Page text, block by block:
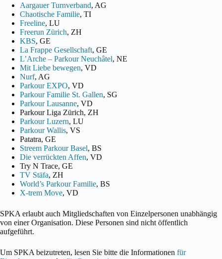
Aargauer Turnverband, AG
Chaotische Familie, TI
Freeline, LU
Freerun Zürich, ZH
KBS, GE
La Frappe Gesellschaft, GE
L’Arche – Parkour Neuchâtel, NE
Mit Liebe bewegen, VD
Nurf, AG
Parkour EXPO, VD
Parkour Familie St. Gallen, SG
Parkour Lausanne, VD
Parkour Liga Zürich, ZH
Parkour Luzern, LU
Parkour Wallis, VS
Patatra, GE
Streem Parkour Basel, BS
Die verrückten Affen, VD
Try N Trace, GE
TV Stäfa, ZH
World’s Parkour Familie, BS
X-trem Move, VD
SPKA erlaubt auch Mitgliedschaften von Einzelpersonen unabhängig
von einer Organisation. Diese Personen sind nicht öffentlich
aufgeführt.
Um SPKA beizutreten, lesen Sie bitte die Informationen für